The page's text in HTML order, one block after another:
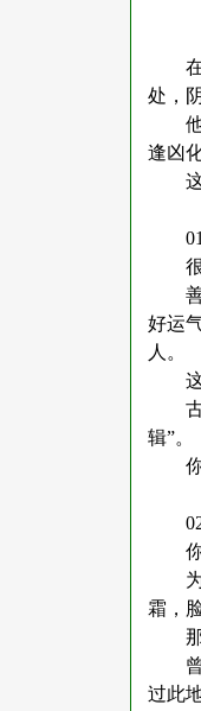
处，
逢凶
好运
人。
辑”。
霜，
过此